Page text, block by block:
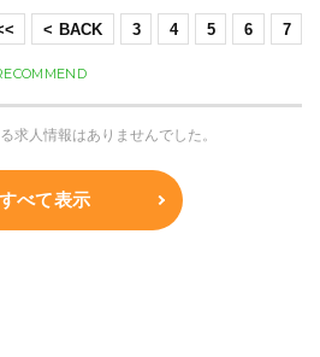
< BACK 3 4 5 6 7
求人情報はありませんでした。
すべて表示